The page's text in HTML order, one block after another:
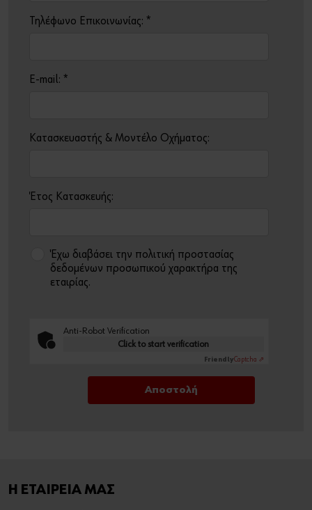
Τηλέφωνο Επικοινωνίας: *
E-mail: *
Κατασκευαστής & Μοντέλο Οχήματος:
Έτος Κατασκευής:
Έχω διαβάσει την πολιτική προστασίας
δεδομένων προσωπικού χαρακτήρα της
εταιρίας.
Anti-Robot Verification
Click to start verification
FriendlyCaptcha ⇗
Η ΕΤΑΙΡΕΙΑ ΜΑΣ